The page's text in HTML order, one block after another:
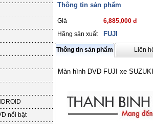
nổi bật
Thông tin sản phẩm
Giá 6,885,000 đ
Hãng sản xuất
FUJI
Thông tin sản phẩm Liên
Màn hình DVD FUJI xe